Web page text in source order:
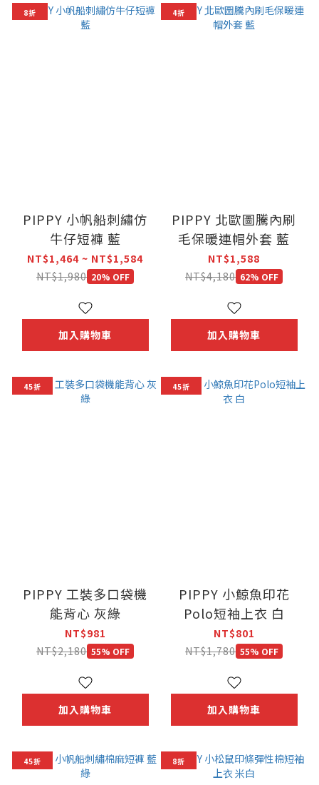
8折
PIPPY 小帆船刺繡仿
牛仔短褲 藍
NT$1,464 ~ NT$1,584
NT$1,980 20% OFF
加入購物車
4折
PIPPY 北歐圖騰內刷
毛保暖連帽外套 藍
NT$1,588
NT$4,180 62% OFF
加入購物車
45折
PIPPY 工裝多口袋機
能背心 灰綠
NT$981
NT$2,180 55% OFF
加入購物車
45折
PIPPY 小鯨魚印花
Polo短袖上衣 白
NT$801
NT$1,780 55% OFF
加入購物車
45折 8折